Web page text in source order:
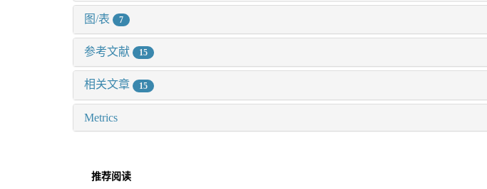
图/表 7
参考文献 15
相关文章 15
Metrics
推荐阅读